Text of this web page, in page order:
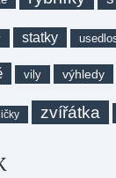
statky
vily výhledy
zvířátka